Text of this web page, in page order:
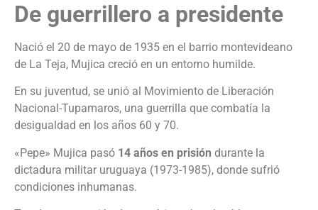
De guerrillero a presidente
Nació el 20 de mayo de 1935 en el barrio montevideano
de La Teja, Mujica creció en un entorno humilde.
En su juventud, se unió al Movimiento de Liberación
Nacional-Tupamaros, una guerrilla que combatía la
desigualdad en los años 60 y 70.
«Pepe» Mujica pasó 14 años en prisión durante la
dictadura militar uruguaya (1973-1985), donde sufrió
condiciones inhumanas.